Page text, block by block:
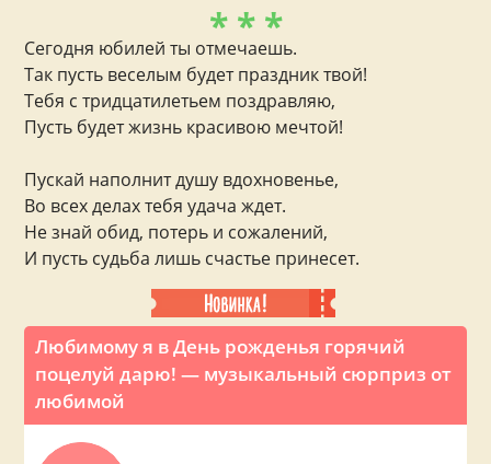
Любимому я в День рожденья горячий
поцелуй дарю! — музыкальный сюрприз от
любимой
* * *
Сегодня юбилей ты отмечаешь.
Так пусть веселым будет праздник твой!
Тебя с тридцатилетьем поздравляю,
Пусть будет жизнь красивою мечтой!
Пускай наполнит душу вдохновенье,
Во всех делах тебя удача ждет.
Не знай обид, потерь и сожалений,
И пусть судьба лишь счастье принесет.